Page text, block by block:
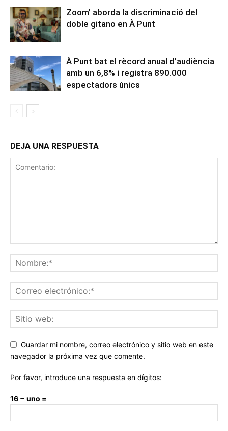
Zoom’ aborda la discriminació del
doble gitano en À Punt
À Punt bat el rècord anual d’audiència
amb un 6,8% i registra 890.000
espectadors únics
DEJA UNA RESPUESTA
Guardar mi nombre, correo electrónico y sitio web en este
navegador la próxima vez que comente.
Por favor, introduce una respuesta en dígitos:
16 − uno =